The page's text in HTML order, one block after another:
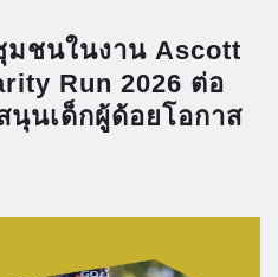
ชนในงาน Ascott
Run 2026 ต่อ
นุนเด็กผู้ด้อยโอกาส